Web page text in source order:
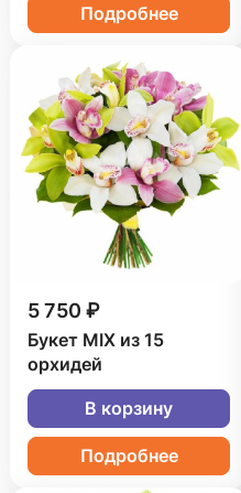
Подробнее
5 750 ₽
Букет MIX из 15
орхидей
В корзину
Подробнее